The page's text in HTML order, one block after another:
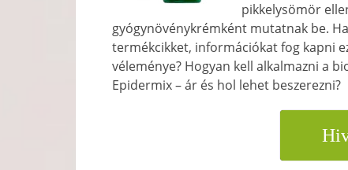
pikkelysömör
gyógynövénykrémként mutatnak be.
termékcikket, információkat fog kapni
véleménye? Hogyan kell alkalmazni a
Epidermix – ár és hol lehet beszerezni?